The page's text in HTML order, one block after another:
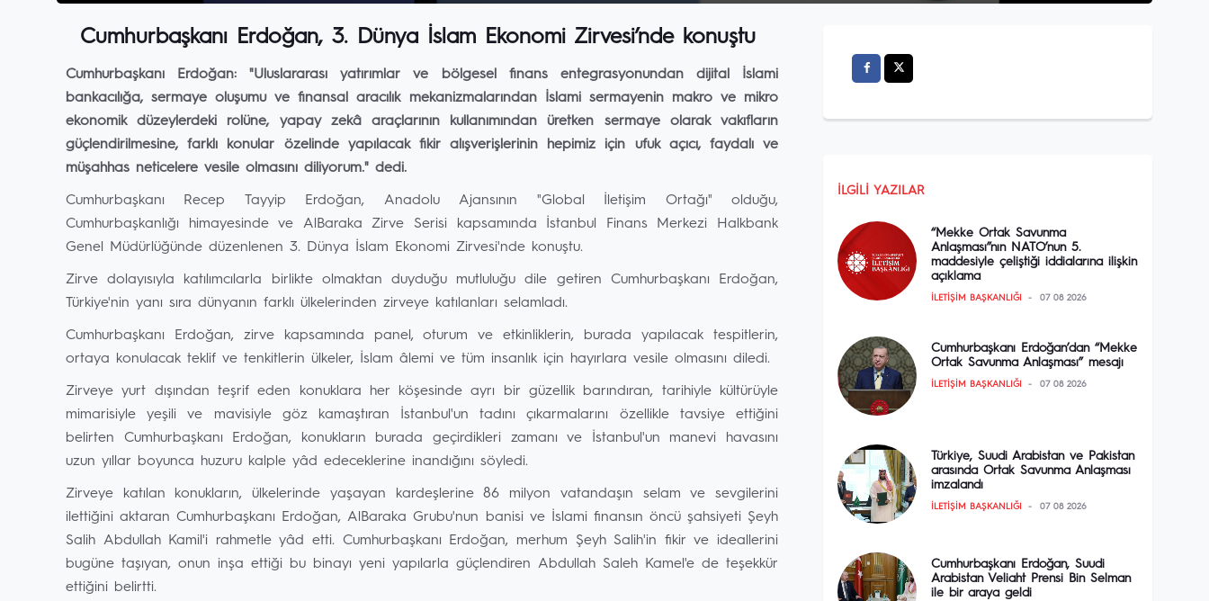
Cumhurbaşkanı Erdoğan, 3. Dünya İslam Ekonomi Zirvesi’nde konuştu
Cumhurbaşkanı Erdoğan: "Uluslararası yatırımlar ve bölgesel finans entegrasyonundan dijital İslami
bankacılığa, sermaye oluşumu ve finansal aracılık mekanizmalarından İslami sermayenin makro ve mikro
ekonomik düzeylerdeki rolüne, yapay zekâ araçlarının kullanımından üretken sermaye olarak vakıfların
güçlendirilmesine, farklı konular özelinde yapılacak fikir alışverişlerinin hepimiz için ufuk açıcı, faydalı ve
müşahhas neticelere vesile olmasını diliyorum." dedi.
Cumhurbaşkanı Recep Tayyip Erdoğan, Anadolu Ajansının "Global İletişim Ortağı" olduğu,
Cumhurbaşkanlığı himayesinde ve AlBaraka Zirve Serisi kapsamında İstanbul Finans Merkezi Halkbank
Genel Müdürlüğünde düzenlenen 3. Dünya İslam Ekonomi Zirvesi'nde konuştu.
Zirve dolayısıyla katılımcılarla birlikte olmaktan duyduğu mutluluğu dile getiren Cumhurbaşkanı Erdoğan,
Türkiye'nin yanı sıra dünyanın farklı ülkelerinden zirveye katılanları selamladı.
Cumhurbaşkanı Erdoğan, zirve kapsamında panel, oturum ve etkinliklerin, burada yapılacak tespitlerin,
ortaya konulacak teklif ve tenkitlerin ülkeler, İslam âlemi ve tüm insanlık için hayırlara vesile olmasını diledi.
Zirveye yurt dışından teşrif eden konuklara her köşesinde ayrı bir güzellik barındıran, tarihiyle kültürüyle
mimarisiyle yeşili ve mavisiyle göz kamaştıran İstanbul'un tadını çıkarmalarını özellikle tavsiye ettiğini
belirten Cumhurbaşkanı Erdoğan, konukların burada geçirdikleri zamanı ve İstanbul'un manevi havasını
uzun yıllar boyunca huzuru kalple yâd edeceklerine inandığını söyledi.
Zirveye katılan konukların, ülkelerinde yaşayan kardeşlerine 86 milyon vatandaşın selam ve sevgilerini
ilettiğini aktaran Cumhurbaşkanı Erdoğan, AlBaraka Grubu'nun banisi ve İslami finansın öncü şahsiyeti Şeyh
Salih Abdullah Kamil'i rahmetle yâd etti. Cumhurbaşkanı Erdoğan, merhum Şeyh Salih'in fikir ve ideallerini
bugüne taşıyan, onun inşa ettiği bu binayı yeni yapılarla güçlendiren Abdullah Saleh Kamel'e de teşekkür
ettiğini belirtti.
İLGILI YAZILAR
“Mekke Ortak Savunma
Anlaşması”nın NATO’nun 5.
maddesiyle çeliştiği iddialarına ilişkin
açıklama
İLETIŞIM BAŞKANLIĞI 07 08 2026
Cumhurbaşkanı Erdoğan’dan “Mekke
Ortak Savunma Anlaşması” mesajı
İLETIŞIM BAŞKANLIĞI 07 08 2026
Türkiye, Suudi Arabistan ve Pakistan
arasında Ortak Savunma Anlaşması
imzalandı
İLETIŞIM BAŞKANLIĞI 07 08 2026
Cumhurbaşkanı Erdoğan, Suudi
Arabistan Veliaht Prensi Bin Selman
ile bir araya geldi